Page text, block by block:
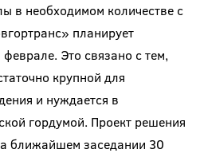
в необходимом количестве с
планирует
Это связано с тем,
крупной для
и нуждается в
гордумой. Проект решения
ближайшем заседании 30